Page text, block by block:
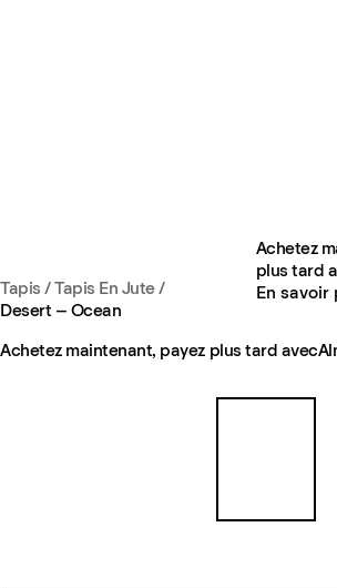
Tapis /Tapis En Jute/
Desert – Ocean
Achetez
plus tard
En savoir
Achetez maintenant, payez plus tard avec